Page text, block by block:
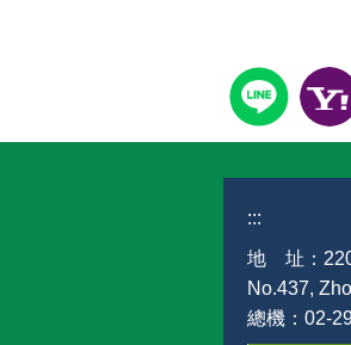
:::
地 址：
No.437,
總機：02-